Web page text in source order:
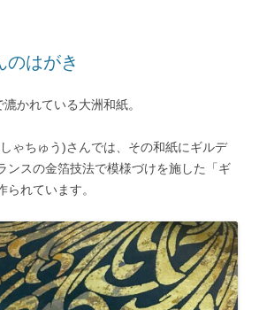
のはがき
かれている大洲和紙。
ゃちゅう)さんでは、その和紙にギルデ
ンスの金箔技法で模様づけを施した「ギ
られています。